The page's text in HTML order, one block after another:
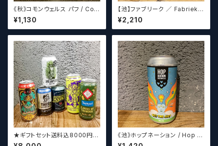
《秋》コモンウェルス パフ / Com
monwealth Puff 【クラフトビ
ールシザーズ】
¥1,130
【池】ファブリーク ／ Fabriek
Oude Kriek Jart - Elle 37
5ml
¥2,210
★ギフトセット送料込8000円★
（お好みに合わせて高価なビー
《池》ホップネーション / Hop N
ation Get The Gist